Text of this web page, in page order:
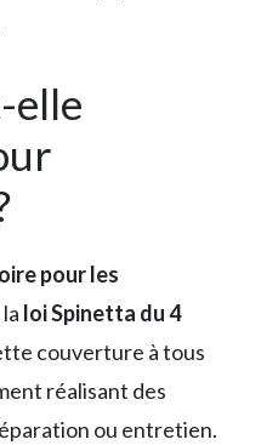
elle
pour les
loi Spinetta du 4
couverture à tous
réalisant des
ou entretien.